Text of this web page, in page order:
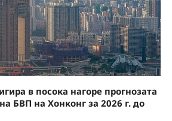
в посока нагоре прогнозата
БВП на Хонконг за 2026 г. до